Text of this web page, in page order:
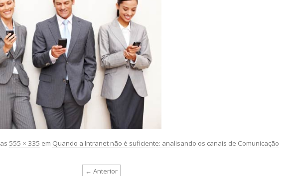
as 555 × 335 em Quando a Intranet não é suficiente: analisando os canais de Comunicação
← Anterior